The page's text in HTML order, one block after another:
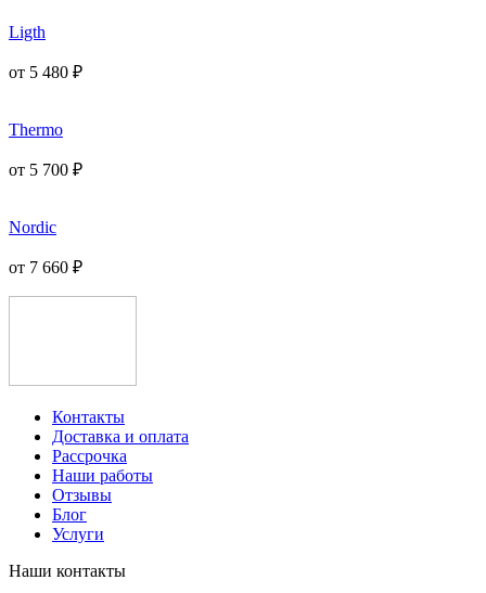
Ligth
от 5 480 ₽
Thermo
от 5 700 ₽
Nordic
от 7 660 ₽
Контакты
Доставка и оплата
Рассрочка
Наши работы
Отзывы
Блог
Услуги
Наши контакты